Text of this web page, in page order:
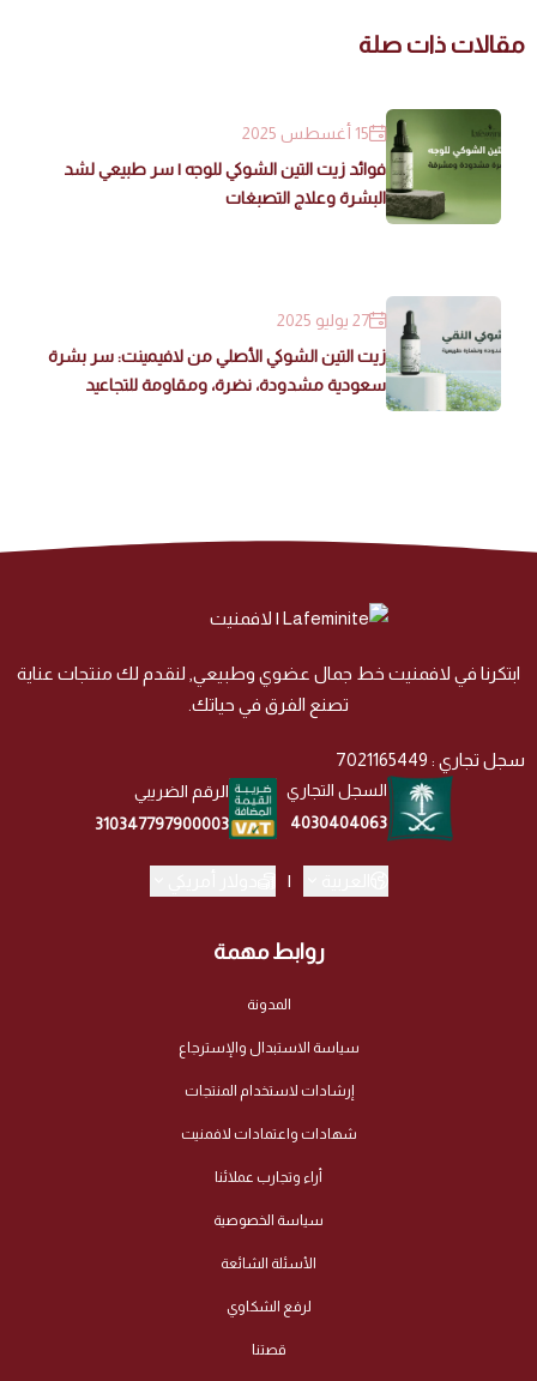
مقالات ذات صلة
15 أغسطس 2025
فوائد زيت التين الشوكي للوجه | سر طبيعي لشد
البشرة وعلاج التصبغات
27 يوليو 2025
زيت التين الشوكي الأصلي من لافيمينت: سر بشرة
سعودية مشدودة، نضرة، ومقاومة للتجاعيد
روابط مهمة
المدونة
سياسة الاستبدال والإسترجاع
إرشادات لاستخدام المنتجات
شهادات واعتمادات لافمنيت
أراء وتجارب عملائنا
سياسة الخصوصية
الأسئلة الشائعة
لرفع الشكاوي
قصتنا
ابتكرنا في لافمنيت خط جمال عضوي وطبيعي, لنقدم لك منتجات عناية
تصنع الفرق في حياتك.
سجل تجاري : 7021165449
السجل التجاري
4030404063
الرقم الضريبي
310347797900003
|